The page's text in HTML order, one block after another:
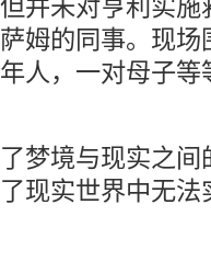
并未对亨利实
姆的同事。现
人，一对母子
梦境与现实之
现实世界中无